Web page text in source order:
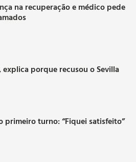
na recuperação e médico pede
porque recusou o Sevilla
primeiro turno: “Fiquei satisfeito”